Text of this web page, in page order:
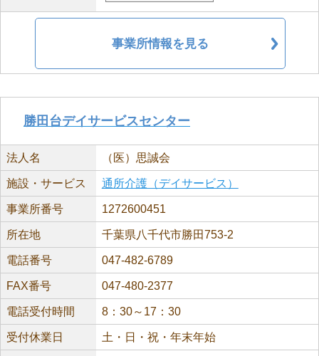
事業所情報を見る
勝田台デイサービスセンター
法人名 （医）思誠会
施設・サービス 通所介護（デイサービス）
事業所番号 1272600451
所在地 千葉県八千代市勝田753-2
電話番号 047-482-6789
FAX番号 047-480-2377
電話受付時間 8：30～17：30
受付休業日 土・日・祝・年末年始